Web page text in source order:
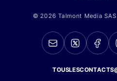
© 2026 Talmont Media